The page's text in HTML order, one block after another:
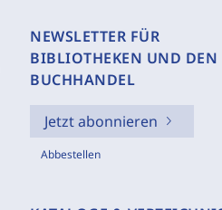
NEWSLETTER FÜR
BIBLIOTHEKEN UND DEN
BUCHHANDEL
Jetzt abonnieren
Abbestellen